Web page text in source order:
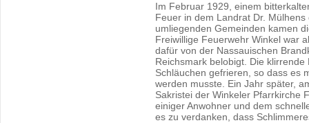
Im Februar 1929, einem
Feuer in dem Landrat Dr.
umliegenden Gemeinden kamen
Freiwillige Feuerwehr Winkel war
dafür von der Nassauischen
Reichsmark belobigt. Die
Schläuchen gefrieren, so dass es
werden musste. Ein Jahr später,
Sakristei der Winkeler Pfarrkirche
einiger Anwohner und dem
es zu verdanken, dass